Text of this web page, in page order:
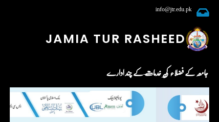
info@jtr.edu.pk
JAMIA TUR RASHEED
جامعہ کے فضلاء کی خدمات کے چند ادارے